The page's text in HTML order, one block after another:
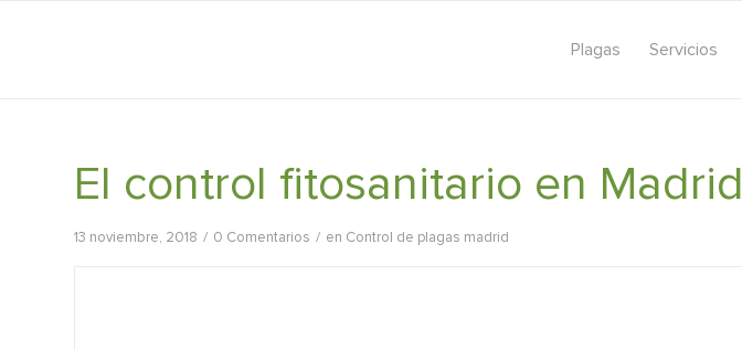
Plagas Servicios
El control fitosanitario en Madrid
13 noviembre, 2018 / 0 Comentarios / en Control de plagas madrid